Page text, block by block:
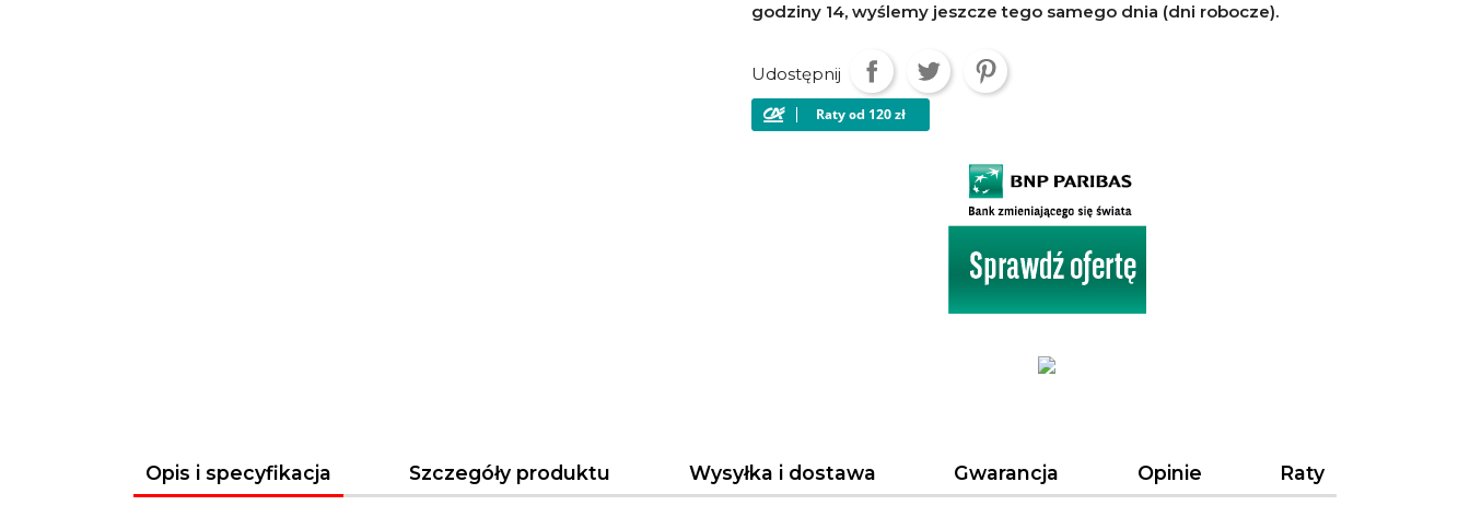
godziny 14, wyślemy jeszcze tego samego dnia (dni robocze).
Udostępnij
Opis i specyfikacja Szczegóły produktu Wysyłka i dostawa Gwarancja Opinie Raty